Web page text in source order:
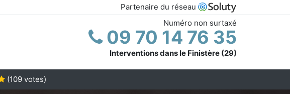
Partenaire du réseau
Numéro non surtaxé
09 70 14 76 35
Interventions dans le Finistère (29)
(109votes)